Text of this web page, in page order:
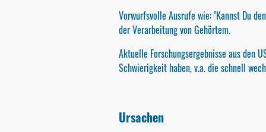
Vorwurfsvolle Ausrufe wie: "Kannst Du
der Verarbeitung von Gehörtem.
Aktuelle Forschungsergebnisse aus den
Schwierigkeit haben, v.a. die schnell
Ursachen